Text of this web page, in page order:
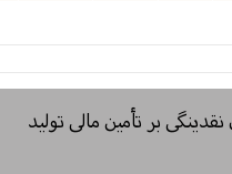
بر تأمین مالی تولید